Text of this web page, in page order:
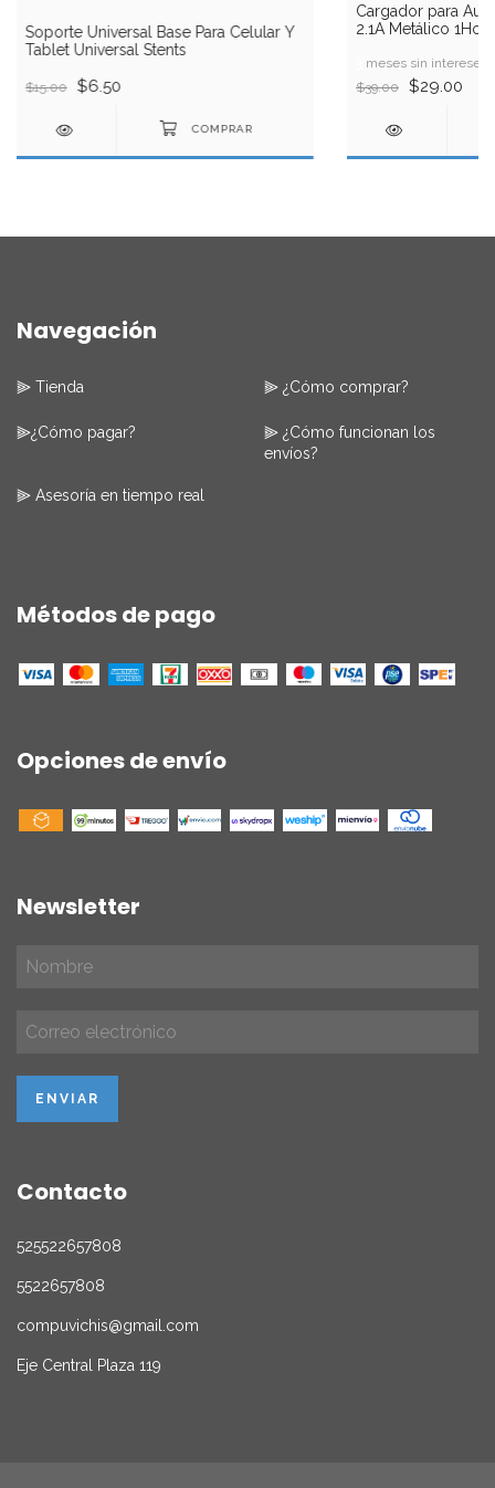
Soporte Universal Base Para Celular Y
Tablet Universal Stents
$15.00 $6.50
Cargador para
2.1A Metálico 1Hora
meses sin intereses
$39.00
$29.00
Navegación
⫸ Tienda ⫸ ¿Cómo comprar?
⫸¿Cómo pagar?
⫸ ¿Cómo funcionan los
envíos?
⫸ Asesoría en tiempo real
Métodos de pago
Opciones de envío
Newsletter
Contacto
525522657808
5522657808
compuvichis@gmail.com
Eje Central Plaza 119